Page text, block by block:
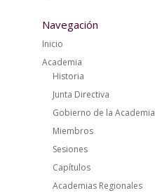
Navegación
Inicio
Academia
Historia
Junta Directiva
Gobierno de la Academia
Miembros
Sesiones
Capítulos
Academias Regionales